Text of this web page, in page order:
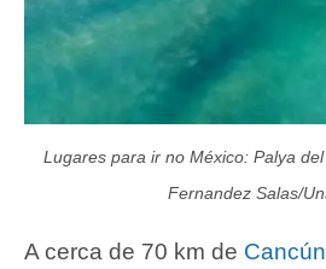
Lugares para ir no México: Palya
Fernandez Salas/
A cerca de 70 km de Cancún